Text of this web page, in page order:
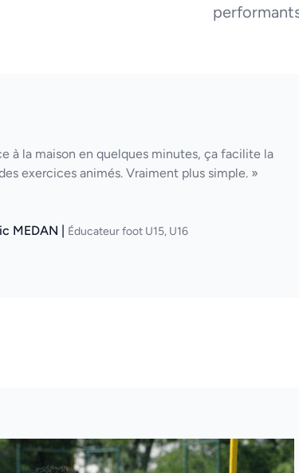
à la maison en quelques minutes, ça facilite la
exercices animés. Vraiment plus simple. »
MEDAN | Éducateur foot U15, U16